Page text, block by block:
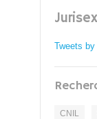
Tweets
CNIL